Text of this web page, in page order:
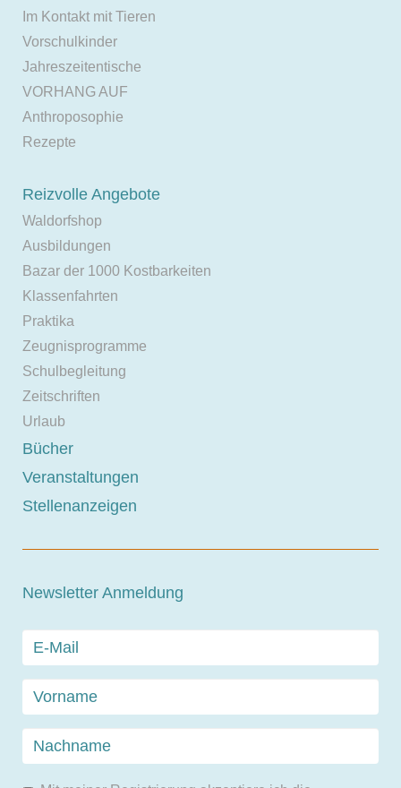
Im Kontakt mit Tieren
Vorschulkinder
Jahreszeitentische
VORHANG AUF
Anthroposophie
Rezepte
Reizvolle Angebote
Waldorfshop
Ausbildungen
Bazar der 1000 Kostbarkeiten
Klassenfahrten
Praktika
Zeugnisprogramme
Schulbegleitung
Zeitschriften
Urlaub
Bücher
Veranstaltungen
Stellenanzeigen
Newsletter Anmeldung